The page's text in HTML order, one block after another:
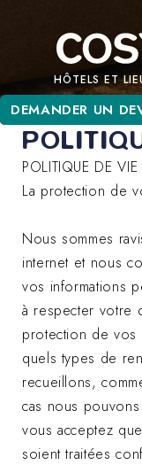
HÔTELS ET
DEMANDER UN
POLITIQUE DE VIE
La protection de
Nous sommes
internet et nous
vos informations
à respecter votre
protection de
quels types de
recueillons,
cas nous
vous acceptez
soient traitées